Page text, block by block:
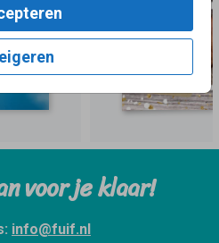
voor je klaar!
info@fuif.nl